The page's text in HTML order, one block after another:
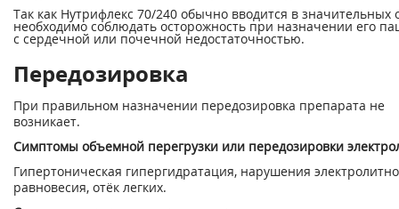
Так как Нутрифлекс 70/240 обычно вводится в значительных
необходимо соблюдать осторожность при назначении его
с сердечной или почечной недостаточностью.
Передозировка
При правильном назначении передозировка препарата не
возникает.
Симптомы объемной перегрузки или передозировки
Гипертоническая гипергидратация, нарушения
равновесия, отёк легких.